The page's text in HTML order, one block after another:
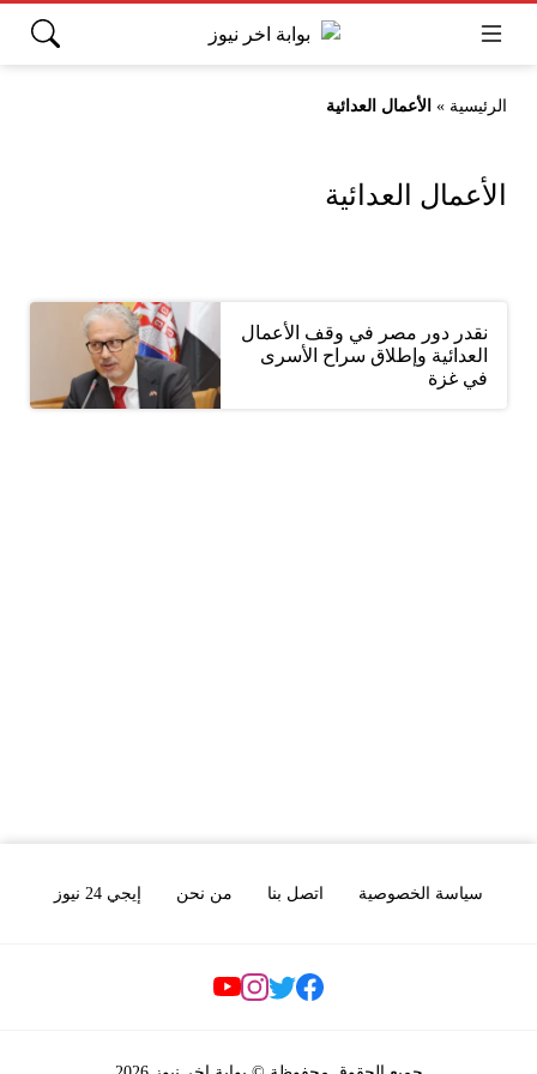
الرئيسية » الأعمال العدائية
الأعمال العدائية
نقدر دور مصر في وقف الأعمال
العدائية وإطلاق سراح الأسرى
في غزة
سياسة الخصوصية اتصل بنا من نحن إيجي 24 نيوز
Social Links